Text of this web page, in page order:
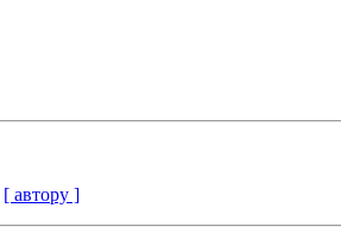
[ автору ]